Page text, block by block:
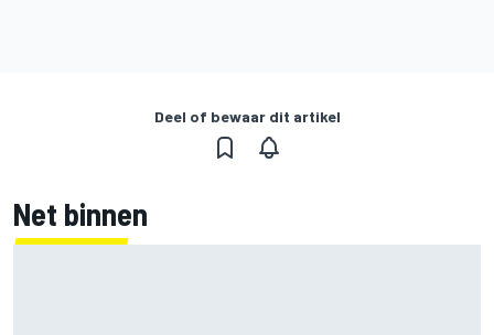
Deel of bewaar dit artikel
Net binnen